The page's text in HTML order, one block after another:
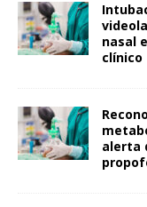
nasal
clínico
alerta